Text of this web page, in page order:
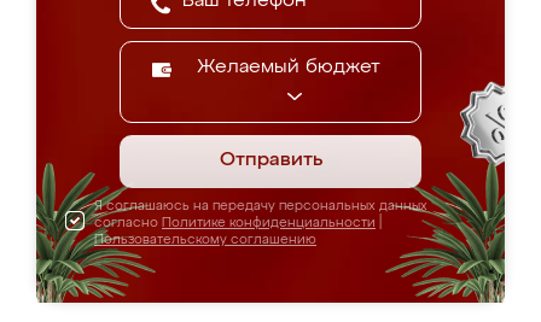
Желаемый бюджет
Отправить
Я соглашаюсь на передачу персональных данных
согласно Политике конфиденциальности
Пользовательскому соглашению